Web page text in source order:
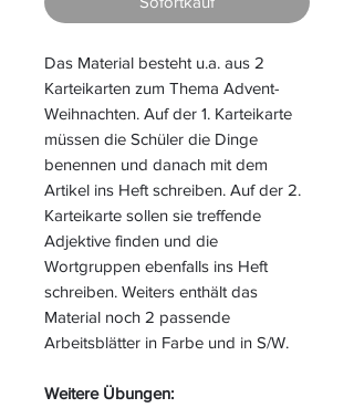
Das Material besteht u.a. aus 2
Karteikarten zum Thema Advent-
Weihnachten. Auf der 1. Karteikarte
müssen die Schüler die Dinge
benennen und danach mit dem
Artikel ins Heft schreiben. Auf der 2.
Karteikarte sollen sie treffende
Adjektive finden und die
Wortgruppen ebenfalls ins Heft
schreiben. Weiters enthält das
Material noch 2 passende
Arbeitsblätter in Farbe und in S/W.
Weitere Übungen: